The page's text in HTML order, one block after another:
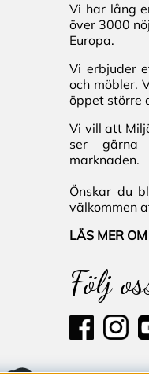
Vi har lång
över 3000
Europa.
Vi erbjuder
och möbler.
öppet större
Vi vill att
ser gärna
marknaden.
Önskar du
välkommen
LÄS MER
Följ